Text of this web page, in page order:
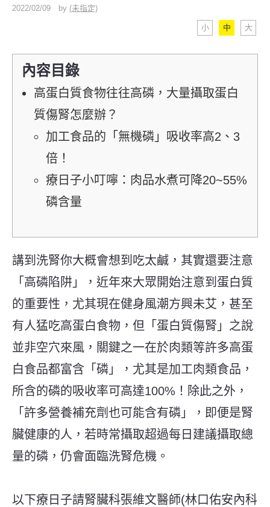
2022/02/09 by (未指定)
小 中 大
內容目錄
高蛋白質食物往往高磷，大量攝取蛋白
質傷腎怎麼辦？
加工食品的「無機磷」吸收率高2、3
倍！
療日子小叮嚀：肉品水煮可降20~55%
磷含量
講到洗腎你大概會想到吃太鹹，其實還要注意
「高磷陷阱」，近年來大眾開始注意到蛋白質
的重要性，尤其現在健身風潮方興未艾，甚至
有人猛吃高蛋白食物，但「蛋白質傷腎」之說
並非空穴來風，關鍵之一在於肉類等許多高蛋
白食品都富含「磷」，尤其是加工肉類食品，
所含的磷的吸收率可高達100%！除此之外，
「許多營養補充劑也可能含有磷」，即便是腎
臟健康的人，若時常攝取超過每日建議攝取總
量的磷，仍會面臨洗腎危機。
以下療日子請腎臟科張維文醫師(林口佑安內科